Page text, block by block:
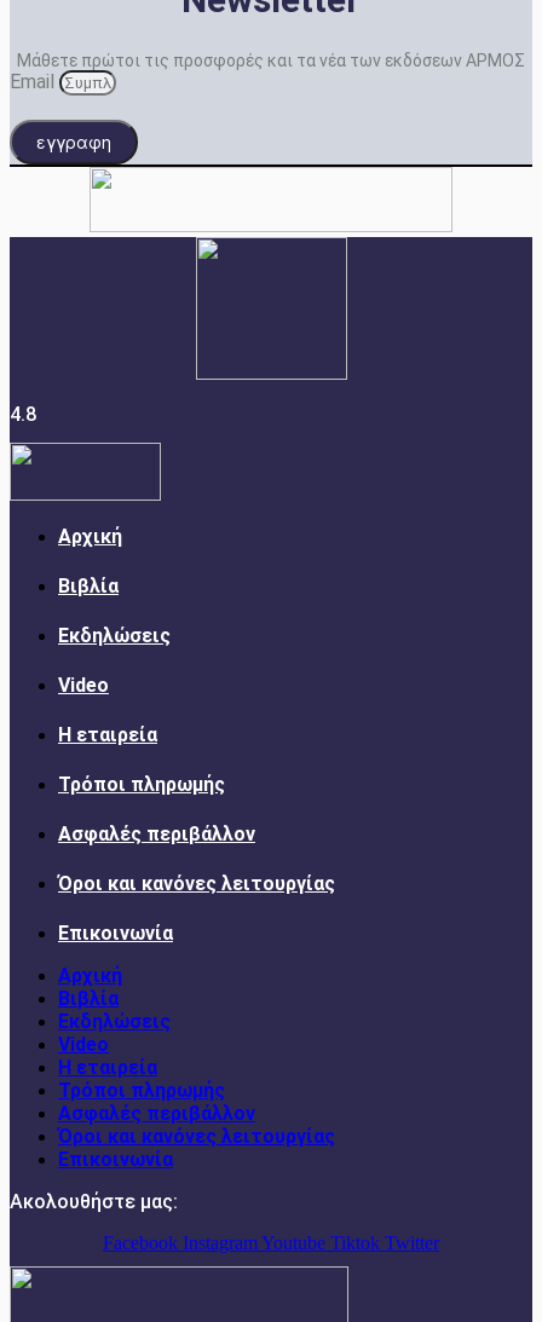
Μάθετε πρώτοι τις προσφορές και τα νέα των εκδόσεων ΑΡΜΟΣ
Email
εγγραφη
4.8
Αρχική
Βιβλία
Εκδηλώσεις
Video
Η εταιρεία
Τρόποι πληρωμής
Ασφαλές περιβάλλον
Όροι και κανόνες λειτουργίας
Επικοινωνία
Αρχική
Βιβλία
Εκδηλώσεις
Video
Η εταιρεία
Τρόποι πληρωμής
Ασφαλές περιβάλλον
Όροι και κανόνες λειτουργίας
Επικοινωνία
Ακολουθήστε μας:
Facebook InstagramYoutube Tiktok Twitter